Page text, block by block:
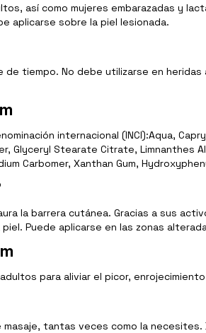
así como mujeres embarazadas y
aplicarse sobre la piel lesionada.
tiempo. No debe utilizarse en
internacional (INCI):Aqua,
Glyceryl Stearate Citrate, Limnanthes
Carbomer, Xanthan Gum,
la barrera cutánea. Gracias a sus
Puede aplicarse en las zonas
para aliviar el picor,
tantas veces como la